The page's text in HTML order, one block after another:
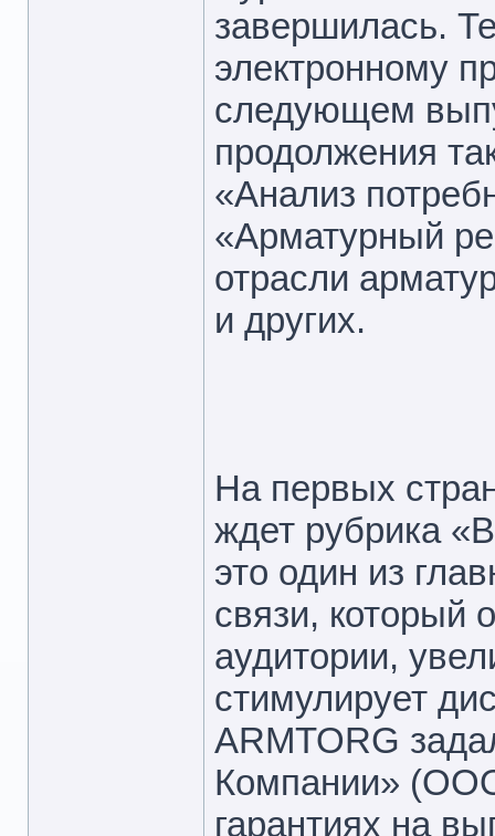
завершилась.
электронному
следующем
продолжения
«Анализ
«Арматурный
отрасли
и других.
На первых
ждет рубрика
это один из
связи, который
аудитории,
стимулирует
ARMTORG
Компании»
гарантиях на